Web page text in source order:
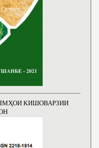
КИШОВАРЗИИ